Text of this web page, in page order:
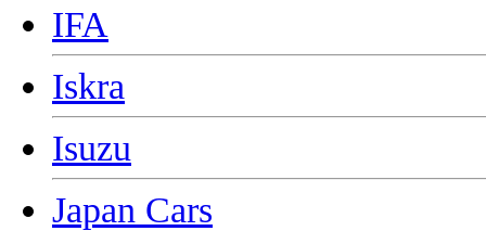
IFA
Iskra
Isuzu
Japan Cars